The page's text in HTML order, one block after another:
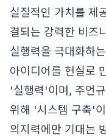
실질적인 가치를 제
결되는 강력한 비즈
실행력을 극대화하
아이디어를 현실로
'실행력'이며, 주언
위해 '시스템 구축'
의지력에만 기대는